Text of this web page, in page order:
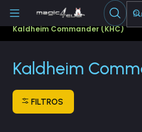
Cartas Sueltas Magic
Kaldheim Commander (KHC)
Kaldheim
FILTROS